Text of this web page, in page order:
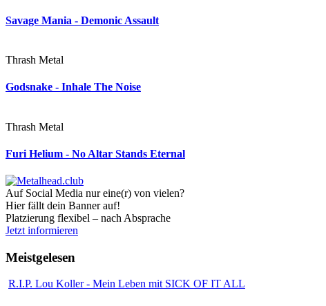
Savage Mania - Demonic Assault
Thrash Metal
Godsnake - Inhale The Noise
Thrash Metal
Furi Helium - No Altar Stands Eternal
Auf Social Media nur eine(r) von vielen?
Hier fällt dein Banner auf!
Platzierung flexibel – nach Absprache
Jetzt informieren
Meistgelesen
R.I.P. Lou Koller - Mein Leben mit SICK OF IT ALL